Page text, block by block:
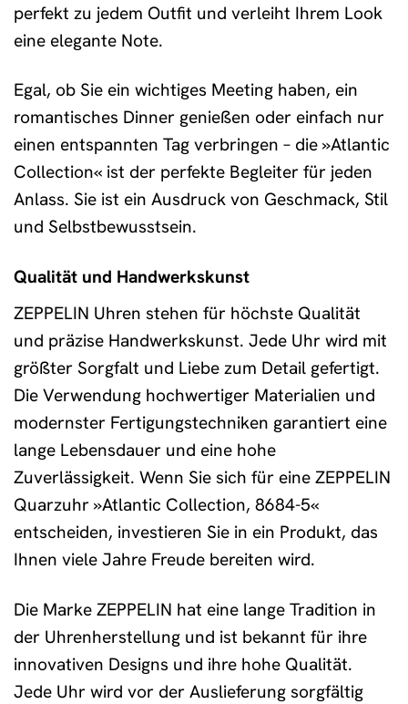
perfekt zu jedem Outfit und verleiht Ihrem Look
eine elegante Note.
Egal, ob Sie ein wichtiges Meeting haben, ein
romantisches Dinner genießen oder einfach nur
einen entspannten Tag verbringen – die »Atlantic
Collection« ist der perfekte Begleiter für jeden
Anlass. Sie ist ein Ausdruck von Geschmack, Stil
und Selbstbewusstsein.
Qualität und Handwerkskunst
ZEPPELIN Uhren stehen für höchste Qualität
und präzise Handwerkskunst. Jede Uhr wird mit
größter Sorgfalt und Liebe zum Detail gefertigt.
Die Verwendung hochwertiger Materialien und
modernster Fertigungstechniken garantiert eine
lange Lebensdauer und eine hohe
Zuverlässigkeit. Wenn Sie sich für eine ZEPPELIN
Quarzuhr »Atlantic Collection, 8684-5«
entscheiden, investieren Sie in ein Produkt, das
Ihnen viele Jahre Freude bereiten wird.
Die Marke ZEPPELIN hat eine lange Tradition in
der Uhrenherstellung und ist bekannt für ihre
innovativen Designs und ihre hohe Qualität.
Jede Uhr wird vor der Auslieferung sorgfältig